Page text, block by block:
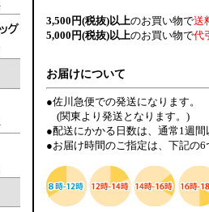
3,500円(税抜)以上のお買い物で送
5,000円(税抜)以上のお買い物で代
お届けについて
●佐川急便での発送になります。
(関東より発送となります。)
●配送にかかる日数は、通常1週
●お届け時間のご指定は、下記の